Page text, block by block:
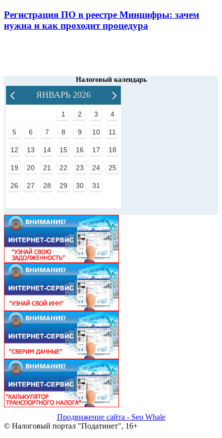
Регистрация ПО в реестре Минцифры: зачем
нужна и как проходит процедура
Налоговый календарь
ЯНВАРЬ 2026
1 2 3 4
5 6 7 8 9 10 11
12 13 14 15 16 17 18
19 20 21 22 23 24 25
26 27 28 29 30 31
Продвижение сайта - Seo Whale
© Налоговый портал "Податинет", 16+